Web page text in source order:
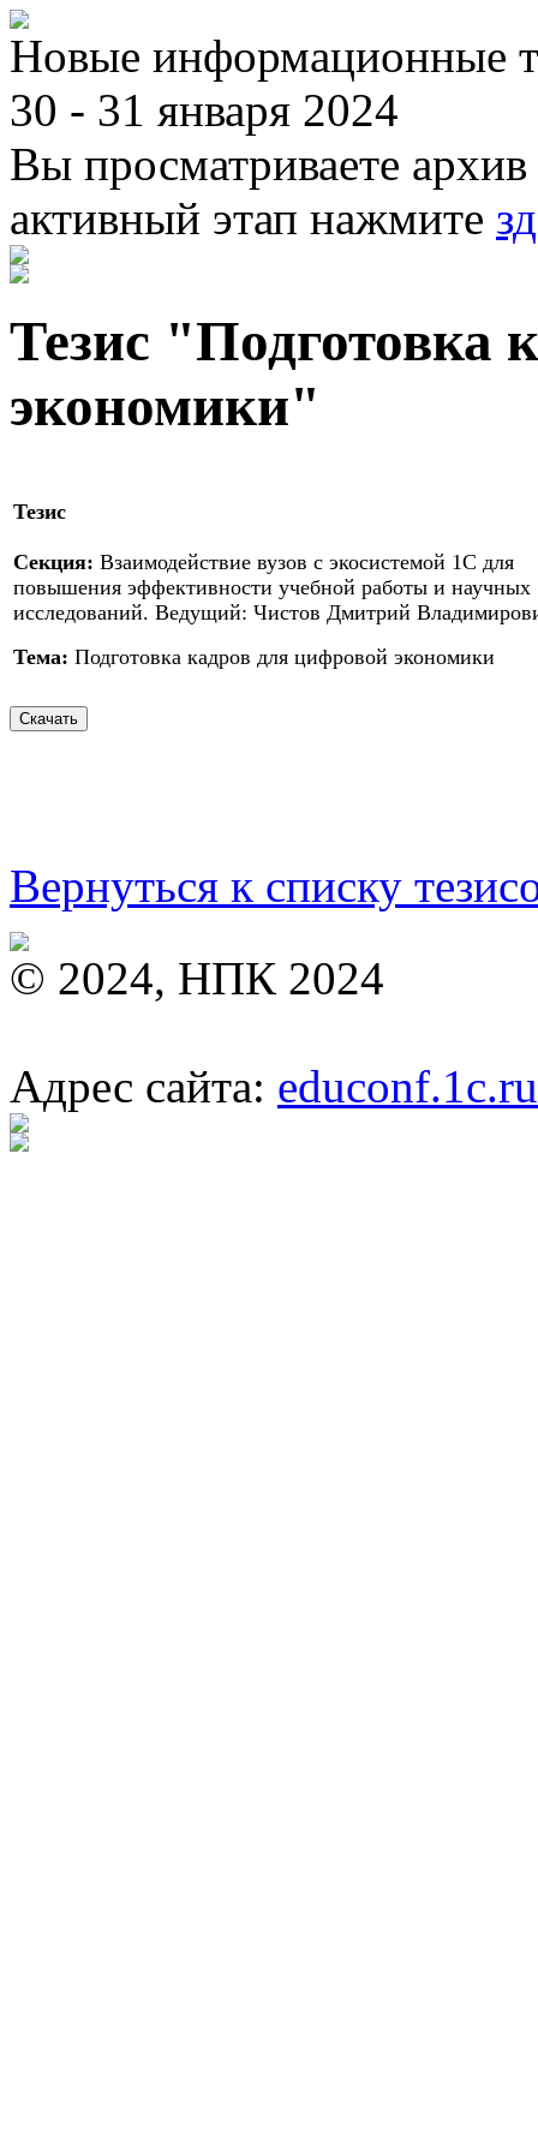
Новые информационные
30 - 31 января 2024
Вы просматриваете
активный этап нажмите
Тезис "Подготовка
экономики"
Тезис
Секция: Взаимодействие вузов с экосистемой 1С для
повышения эффективности учебной работы и научных
исследований. Ведущий: Чистов Дмитрий
Тема: Подготовка кадров для цифровой экономики
Вернуться к списку
© 2024, НПК 2024
Адрес сайта: educonf.1c.ru